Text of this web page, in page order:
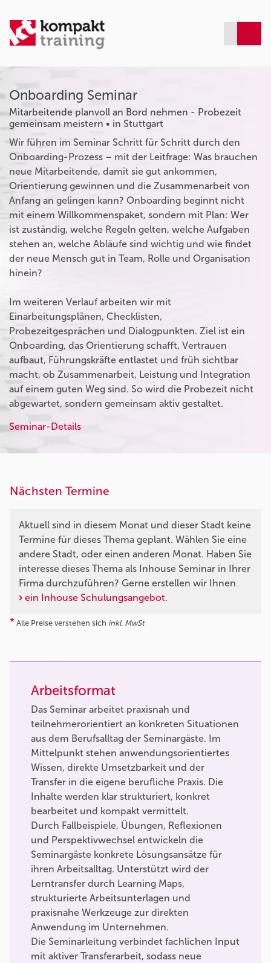
Onboarding Seminar
Mitarbeitende planvoll an Bord nehmen - Probezeit
gemeinsam meistern • in Stuttgart
Wir führen im Seminar Schritt für Schritt durch den
Onboarding-Prozess – mit der Leitfrage: Was brauchen
neue Mitarbeitende, damit sie gut ankommen,
Orientierung gewinnen und die Zusammenarbeit von
Anfang an gelingen kann? Onboarding beginnt nicht
mit einem Willkommenspaket, sondern mit Plan: Wer
ist zuständig, welche Regeln gelten, welche Aufgaben
stehen an, welche Abläufe sind wichtig und wie findet
der neue Mensch gut in Team, Rolle und Organisation
hinein?
Im weiteren Verlauf arbeiten wir mit
Einarbeitungsplänen, Checklisten,
Probezeitgesprächen und Dialogpunkten. Ziel ist ein
Onboarding, das Orientierung schafft, Vertrauen
aufbaut, Führungskräfte entlastet und früh sichtbar
macht, ob Zusammenarbeit, Leistung und Integration
auf einem guten Weg sind. So wird die Probezeit nicht
abgewartet, sondern gemeinsam aktiv gestaltet.
Seminar-Details
Nächsten Termine
Aktuell sind in diesem Monat und dieser Stadt keine
Termine für dieses Thema geplant. Wählen Sie eine
andere Stadt, oder einen anderen Monat. Haben Sie
interesse dieses Thema als Inhouse Seminar in Ihrer
Firma durchzuführen? Gerne erstellen wir Ihnen
ein Inhouse Schulungsangebot.
* Alle Preise verstehen sich inkl. MwSt
Arbeitsformat
Das Seminar arbeitet praxisnah und
teilnehmerorientiert an konkreten Situationen
aus dem Berufsalltag der Seminargäste. Im
Mittelpunkt stehen anwendungsorientiertes
Wissen, direkte Umsetzbarkeit und der
Transfer in die eigene berufliche Praxis. Die
Inhalte werden klar strukturiert, konkret
bearbeitet und kompakt vermittelt.
Durch Fallbeispiele, Übungen, Reflexionen
und Perspektivwechsel entwickeln die
Seminargäste konkrete Lösungsansätze für
ihren Arbeitsalltag. Unterstützt wird der
Lerntransfer durch Learning Maps,
strukturierte Arbeitsunterlagen und
praxisnahe Werkzeuge zur direkten
Anwendung im Unternehmen.
Die Seminarleitung verbindet fachlichen Input
mit aktiver Transferarbeit, sodass neue